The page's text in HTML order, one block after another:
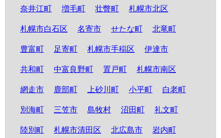
奈井江町 増毛町 壮瞥町 札幌市北区
札幌市白石区 名寄市 せたな町 北竜町
豊富町 足寄町 札幌市手稲区 伊達市
共和町 中富良野町 置戸町 札幌市南区
網走市 鹿部町 上砂川町 小平町 白老町
別海町 三笠市 島牧村 沼田町 礼文町
陸別町 札幌市清田区 北広島市 岩内町